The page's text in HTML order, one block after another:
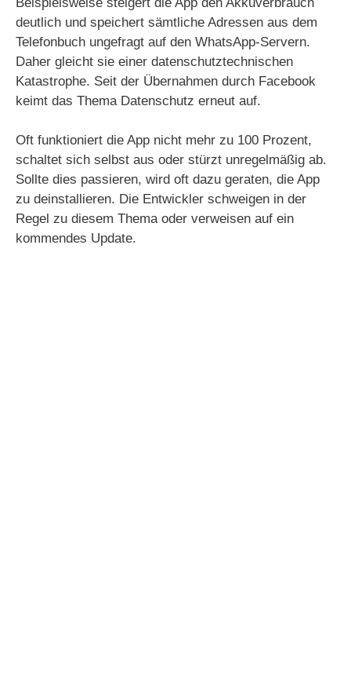
deutlich und speichert sämtliche Adressen aus dem
Telefonbuch ungefragt auf den WhatsApp-Servern.
Daher gleicht sie einer datenschutztechnischen
Katastrophe. Seit der Übernahmen durch Facebook
keimt das Thema Datenschutz erneut auf.
Oft funktioniert die App nicht mehr zu 100 Prozent,
schaltet sich selbst aus oder stürzt unregelmäßig ab.
Sollte dies passieren, wird oft dazu geraten, die App
zu deinstallieren. Die Entwickler schweigen in der
Regel zu diesem Thema oder verweisen auf ein
kommendes Update.